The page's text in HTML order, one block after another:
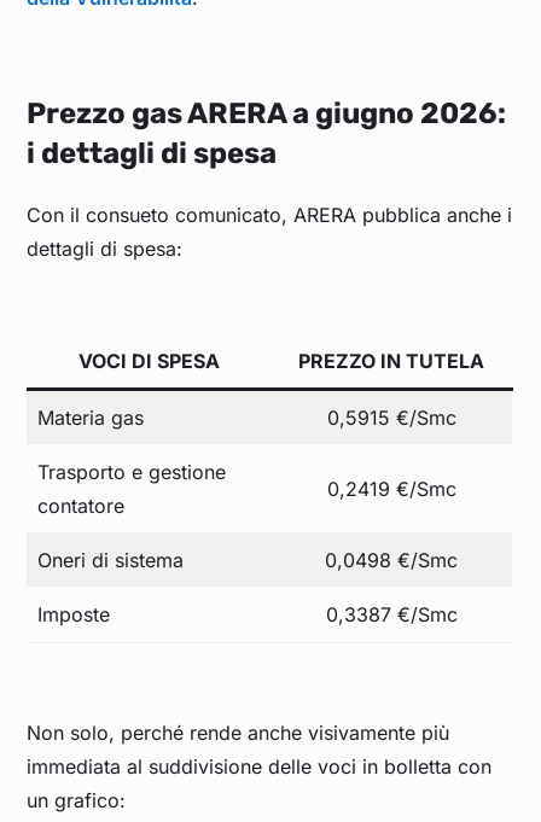
Prezzo gas ARERA a giugno 2026:
i dettagli di spesa
Con il consueto comunicato, ARERA pubblica anche i
dettagli di spesa:
VOCI DI SPESA PREZZO IN TUTELA
Materia gas 0,5915 €/Smc
Trasporto e gestione
contatore
0,2419 €/Smc
Oneri di sistema 0,0498 €/Smc
Imposte 0,3387 €/Smc
Non solo, perché rende anche visivamente più
immediata al suddivisione delle voci in bolletta con
un grafico: